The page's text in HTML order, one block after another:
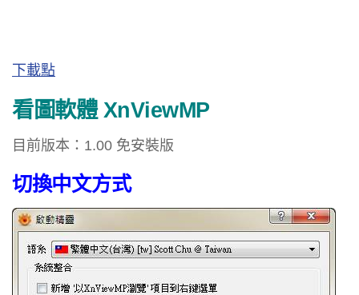
下載點
看圖軟體 XnViewMP
目前版本：1.00 免安裝版
切換中文方式